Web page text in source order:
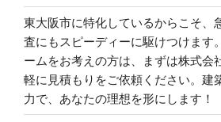
東大阪市に特化しているからこそ、
査にもスピーディーに駆けつけます
ームをお考えの方は、まずは株式会
軽に見積もりをご依頼ください。建
力で、あなたの理想を形にします！